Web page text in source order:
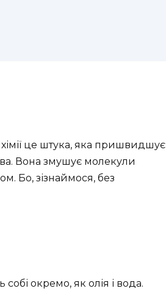
хімії це штука, яка пришвидшує
Вона змушує молекули
Бо, зізнаймося, без
окремо, як олія і вода.